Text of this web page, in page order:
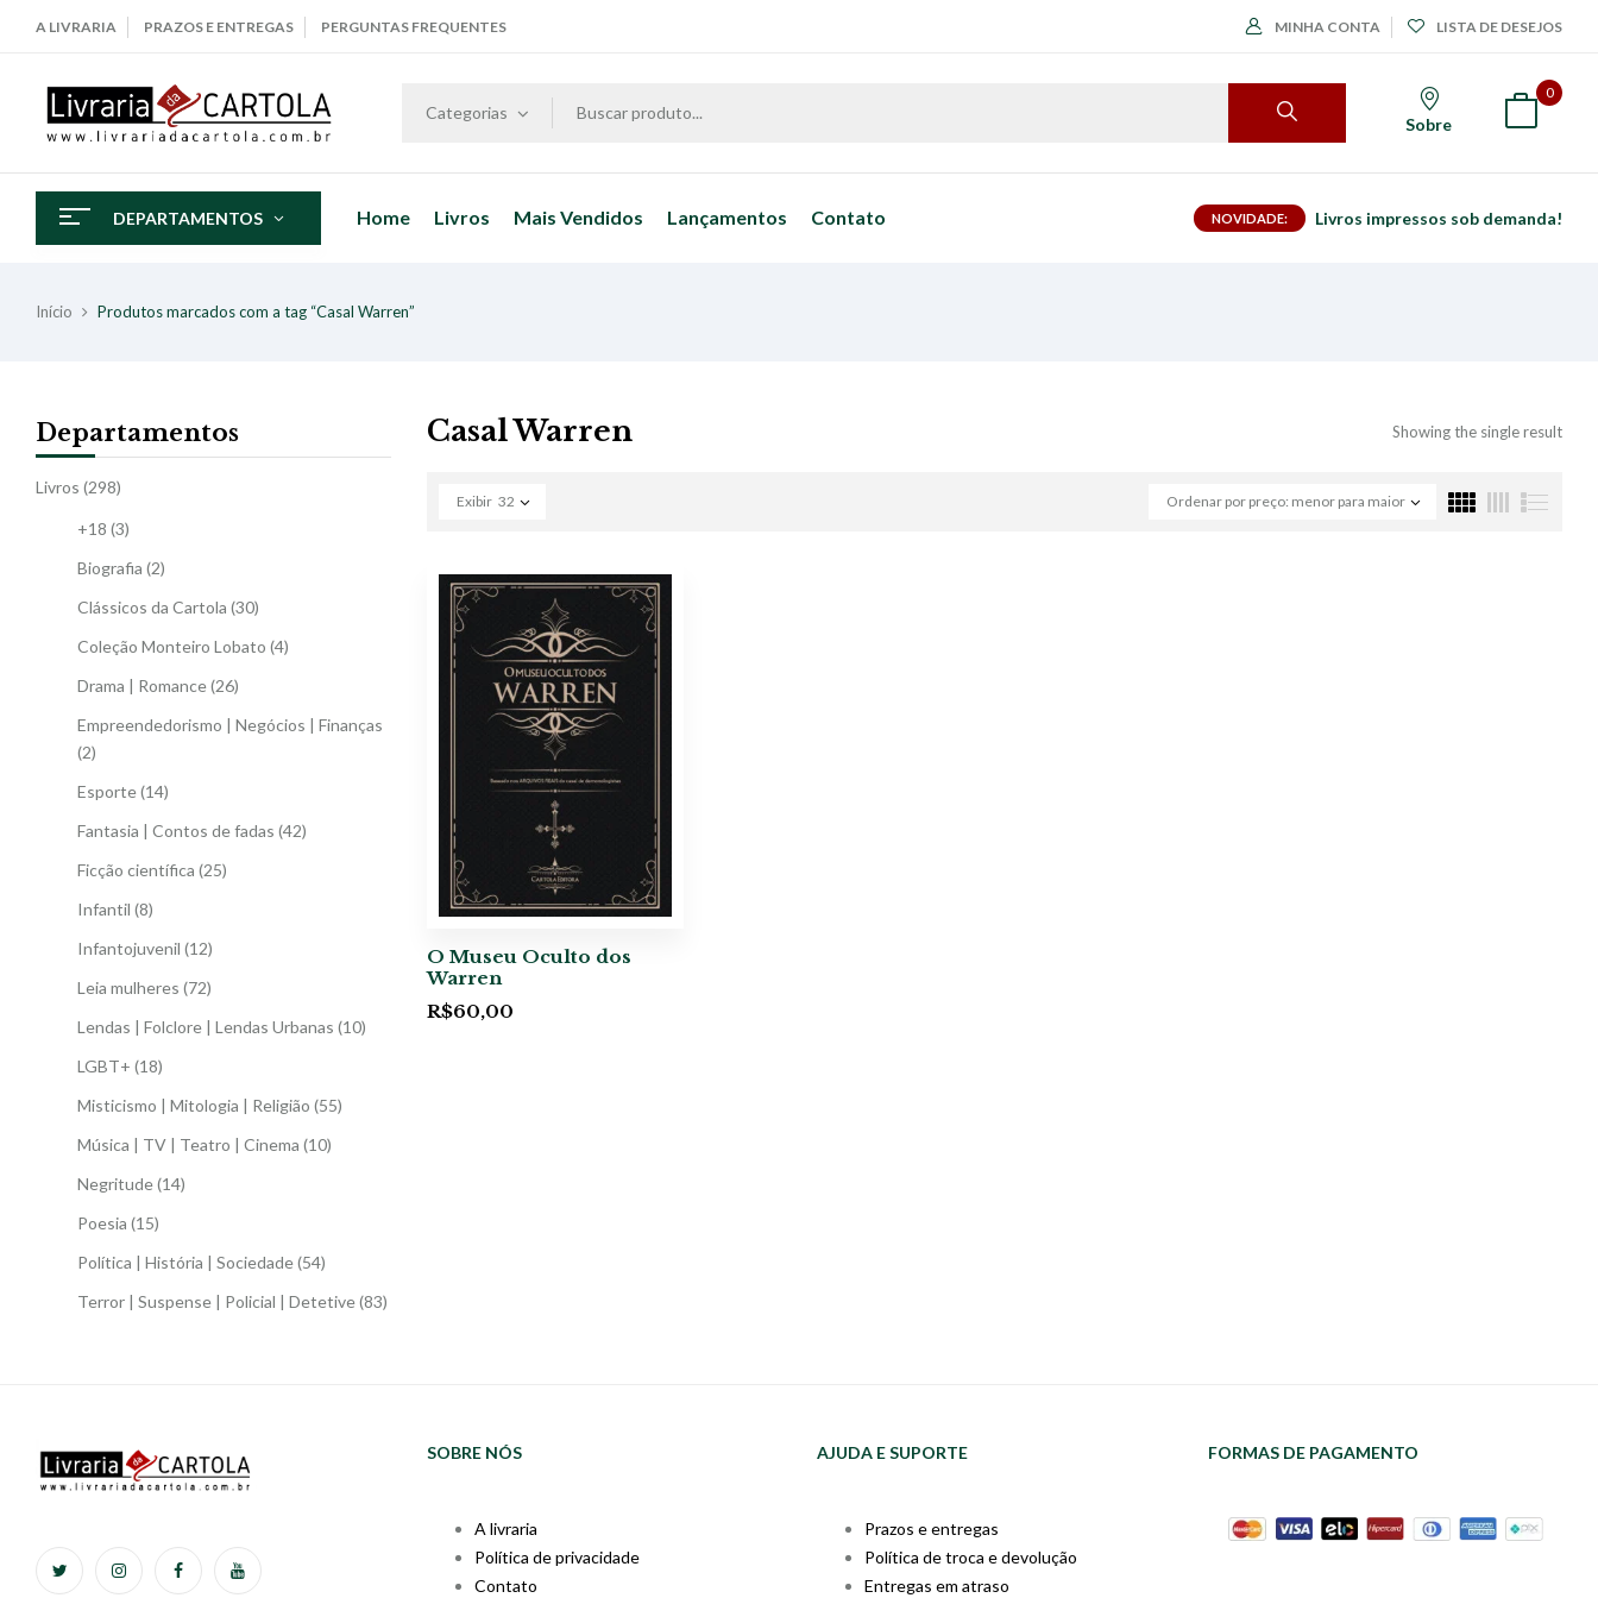
A LIVRARIA PRAZOS E ENTREGAS PERGUNTAS FREQUENTES MINHA CONTA LISTA DE DESEJOS
Categorias
Sobre
0
DEPARTAMENTOS Home Livros Mais Vendidos Lançamentos Contato NOVIDADE: Livros impressos sob demanda!
Início Produtos marcados com a tag “Casal Warren”
Departamentos
Livros (298)
+18 (3)
Biografia (2)
Clássicos da Cartola (30)
Coleção Monteiro Lobato (4)
Drama | Romance(26)
Empreendedorismo | Negócios | Finanças
(2)
Esporte(14)
Fantasia | Contos de fadas (42)
Ficção científica (25)
Infantil (8)
Infantojuvenil (12)
Leia mulheres (72)
Lendas | Folclore | Lendas Urbanas (10)
LGBT+ (18)
Misticismo | Mitologia | Religião (55)
Música | TV | Teatro | Cinema (10)
Negritude(14)
Poesia (15)
Política | História | Sociedade(54)
Terror | Suspense | Policial | Detetive(83)
Casal Warren Showing the single result
Ordenar por preço: menor para maior
Exibir 32
O Museu Oculto dos
Warren
R$60,00
SOBRE NÓS
A livraria
Política de privacidade
Contato
AJUDA E SUPORTE
Prazos e entregas
Política de troca e devolução
Entregas em atraso
FORMAS DE PAGAMENTO